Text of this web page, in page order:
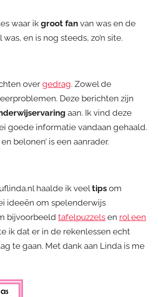
waar ik groot fan van was en de
en is nog steeds, zo’n site.
over gedrag. Zowel de
Deze berichten zijn
aan. Ik vind deze
goede informatie vandaan gehaald.
belonen’ is een aanrader.
haalde ik veel tips om
ideeën om spelenderwijs
bijvoorbeeld tafelpuzzels en rol een
ik dat er in de rekenlessen echt
te gaan. Met dank aan Linda is me